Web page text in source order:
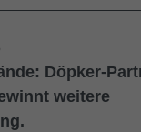
Döpker-
weitere